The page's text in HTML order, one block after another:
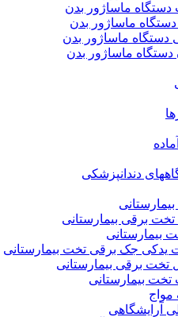
ماساژور بدن
ماساژور بدن
ماساژور بدن
دستگاه ماساژور بدن
دندانپزشکی
برقی بیمارستانی
بیمارستانی
یدکی جک برقی تخت بیمارستانی
تخت برقی بیمارستانی
بیمارستانی
آرایشگاهی